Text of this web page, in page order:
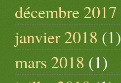
décembre 2017
janvier 2018 (1)
mars 2018 (1)